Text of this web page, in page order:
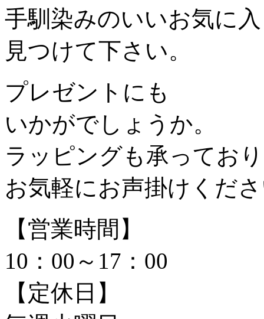
手馴染みのいいお気に
見つけて下さい。
プレゼントにも
いかがでしょうか。
ラッピングも承ってお
お気軽にお声掛けくだ
【営業時間】
10：00～17：00
【定休日】